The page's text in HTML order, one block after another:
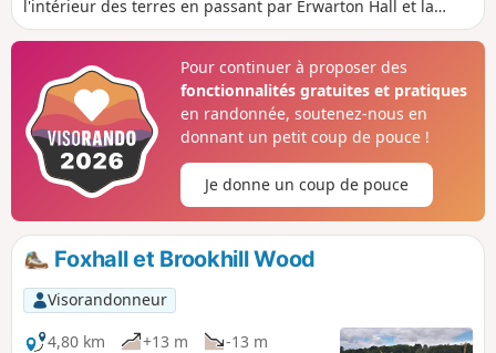
l'intérieur des terres en passant par Erwarton Hall et la
belle église de Church End jusqu'aux rives de l'Orwell, d'où
ensuite vers le nord le long de l'Orwell en suivant le Stout
and Orwell Walk.
Pour continuer à proposer des
fonctionnalités gratuites et pratiques
en randonnée, soutenez-nous en
donnant un petit coup de pouce !
Je donne un coup de pouce
Foxhall et Brookhill Wood
Visorandonneur
4,80 km
+13 m
-13 m